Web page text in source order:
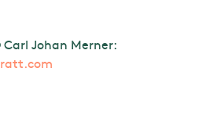
Johan Merner: